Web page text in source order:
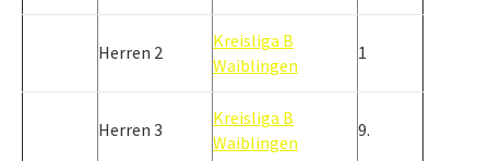
Herren 2
Kreisliga B
Waiblingen
1
Herren 3
Kreisliga B
Waiblingen
9.